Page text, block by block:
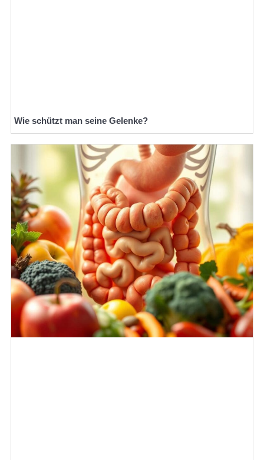
Wie schützt man seine Gelenke?